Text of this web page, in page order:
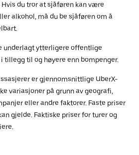
du tror at sjåføren kan være
alkohol, må du be sjåføren om å
underlagt ytterligere offentlige
tillegg til og høyere enn bompenger.
er gjennomsnittlige UberX-
variasjoner på grunn av geografi,
eller andre faktorer. Faste priser
gjelde. Faktiske priser for turer og